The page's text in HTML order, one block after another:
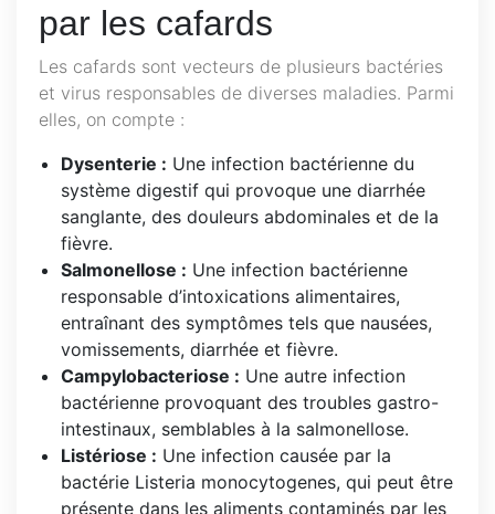
par les cafards
Les cafards sont vecteurs de plusieurs bactéries
et virus responsables de diverses maladies. Parmi
elles, on compte :
Dysenterie : Une infection bactérienne du
système digestif qui provoque une diarrhée
sanglante, des douleurs abdominales et de la
fièvre.
Salmonellose : Une infection bactérienne
responsable d’intoxications alimentaires,
entraînant des symptômes tels que nausées,
vomissements, diarrhée et fièvre.
Campylobacteriose : Une autre infection
bactérienne provoquant des troubles gastro-
intestinaux, semblables à la salmonellose.
Listériose : Une infection causée par la
bactérie Listeria monocytogenes, qui peut être
présente dans les aliments contaminés par les